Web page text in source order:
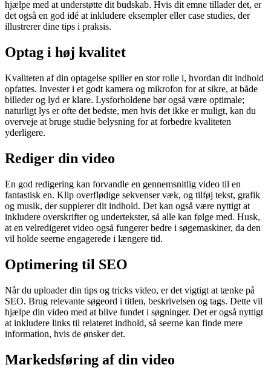
hjælpe med at understøtte dit budskab. Hvis dit emne tillader det, er
det også en god idé at inkludere eksempler eller case studies, der
illustrerer dine tips i praksis.
Optag i høj kvalitet
Kvaliteten af din optagelse spiller en stor rolle i, hvordan dit indhold
opfattes. Invester i et godt kamera og mikrofon for at sikre, at både
billeder og lyd er klare. Lysforholdene bør også være optimale;
naturligt lys er ofte det bedste, men hvis det ikke er muligt, kan du
overveje at bruge studie belysning for at forbedre kvaliteten
yderligere.
Rediger din video
En god redigering kan forvandle en gennemsnitlig video til en
fantastisk en. Klip overflødige sekvenser væk, og tilføj tekst, grafik
og musik, der supplerer dit indhold. Det kan også være nyttigt at
inkludere overskrifter og undertekster, så alle kan følge med. Husk,
at en velredigeret video også fungerer bedre i søgemaskiner, da den
vil holde seerne engagerede i længere tid.
Optimering til SEO
Når du uploader din tips og tricks video, er det vigtigt at tænke på
SEO. Brug relevante søgeord i titlen, beskrivelsen og tags. Dette vil
hjælpe din video med at blive fundet i søgninger. Det er også nyttigt
at inkludere links til relateret indhold, så seerne kan finde mere
information, hvis de ønsker det.
Markedsføring af din video